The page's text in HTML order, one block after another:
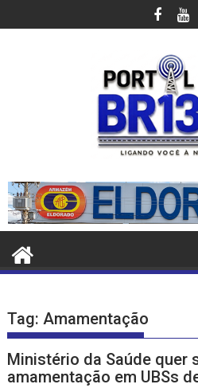
para
Tag:Amamentação
Ministério da Saúde quer
amamentação em UBSs